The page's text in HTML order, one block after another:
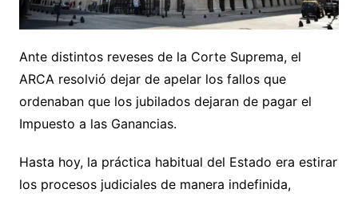
Ante distintos reveses de la Corte Suprema, el
ARCA resolvió dejar de apelar los fallos que
ordenaban que los jubilados dejaran de pagar el
Impuesto a las Ganancias.
Hasta hoy, la práctica habitual del Estado era estirar
los procesos judiciales de manera indefinida,